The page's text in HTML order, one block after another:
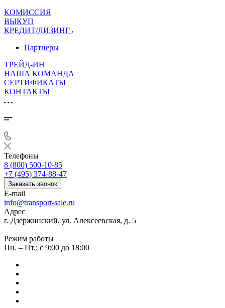
КОМИССИЯ
ВЫКУП
КРЕДИТ/ЛИЗИНГ
Партнеры
ТРЕЙД-ИН
НАША КОМАНДА
СЕРТИФИКАТЫ
КОНТАКТЫ
Телефоны
8 (800) 500-10-85
+7 (495) 374-88-47
Заказать звонок
E-mail
info@transport-sale.ru
Адрес
г. Дзержинский, ул. Алексеевская, д. 5
Режим работы
Пн. – Пт.: с 9:00 до 18:00